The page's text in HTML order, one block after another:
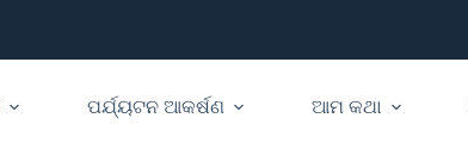
ପର୍ଯ୍ୟଟନ ଆକର୍ଷଣ ଆମ କଥା